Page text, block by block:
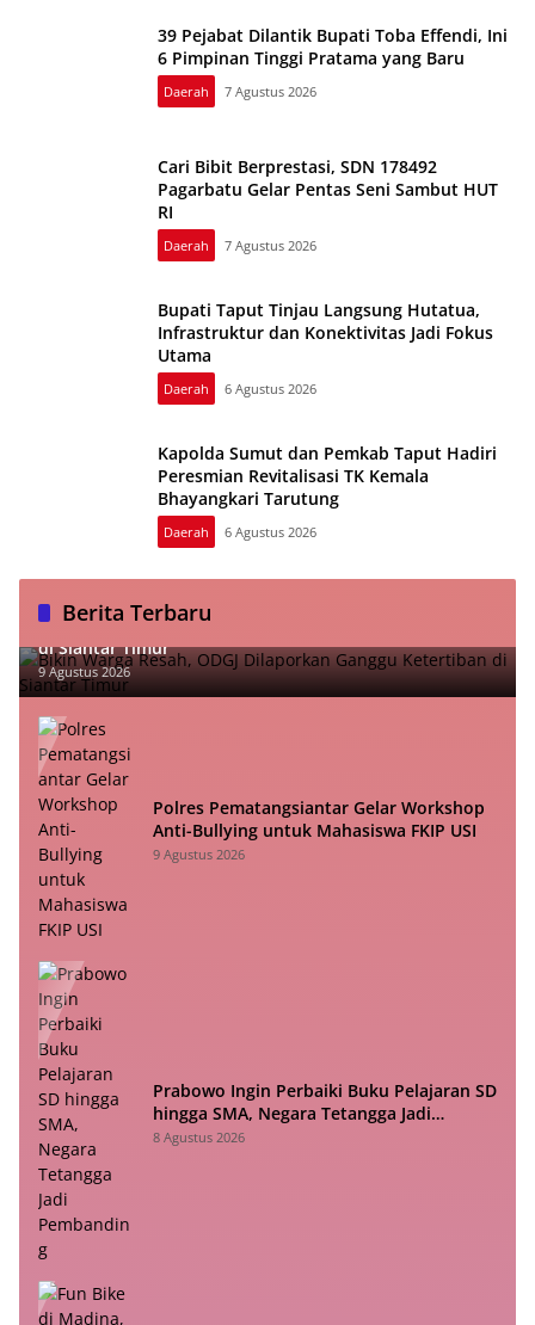
39 Pejabat Dilantik Bupati Toba Effendi, Ini
6 Pimpinan Tinggi Pratama yang Baru
Daerah 7 Agustus 2026
Cari Bibit Berprestasi, SDN 178492
Pagarbatu Gelar Pentas Seni Sambut HUT
RI
Daerah 7 Agustus 2026
Bupati Taput Tinjau Langsung Hutatua,
Infrastruktur dan Konektivitas Jadi Fokus
Utama
Daerah 6 Agustus 2026
Kapolda Sumut dan Pemkab Taput Hadiri
Peresmian Revitalisasi TK Kemala
Bhayangkari Tarutung
Daerah 6 Agustus 2026
Berita Terbaru
Bikin Warga Resah, ODGJ Dilaporkan Ganggu Ketertiban
di Siantar Timur
9 Agustus 2026
Polres Pematangsiantar Gelar Workshop
Anti-Bullying untuk Mahasiswa FKIP USI
9 Agustus 2026
Prabowo Ingin Perbaiki Buku Pelajaran SD
hingga SMA, Negara Tetangga Jadi
Pembanding
8 Agustus 2026